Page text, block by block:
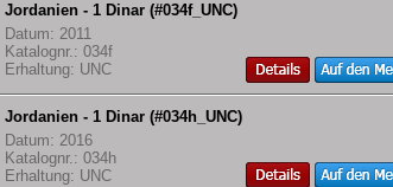
Jordanien - 1 Dinar (#034f_UNC)
Datum: 2011
Katalognr.: 034f
Erhaltung: UNC
Jordanien - 1 Dinar (#034h_UNC)
Datum: 2016
Katalognr.: 034h
Erhaltung: UNC